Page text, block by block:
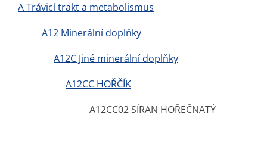
A Trávicí trakt a metabolismus
A12 Minerální doplňky
A12C Jiné minerální doplňky
A12CC HOŘČÍK
A12CC02 SÍRAN HOŘEČNATÝ